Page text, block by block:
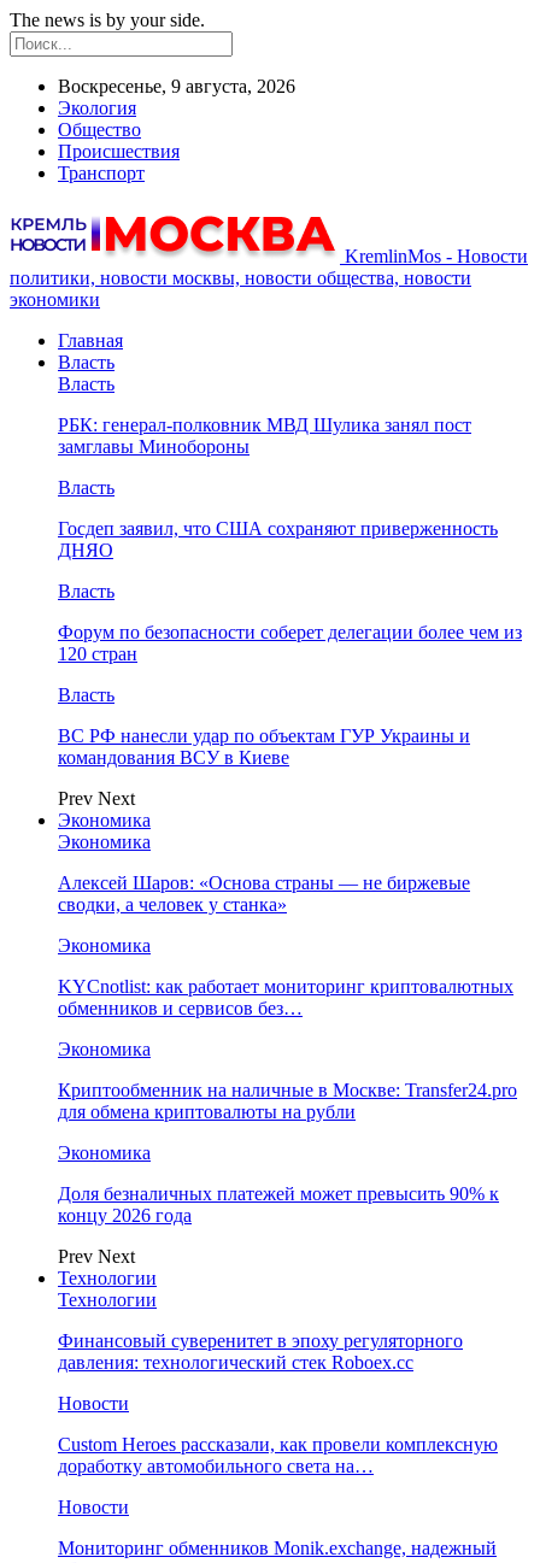
The news is by your side.
Воскресенье, 9 августа, 2026
Экология
Общество
Происшествия
Транспорт
KremlinMos - Новости
политики, новости москвы, новости общества, новости
экономики
Главная
Власть
Власть
РБК: генерал-полковник МВД Шулика занял пост
замглавы Минобороны
Власть
Госдеп заявил, что США сохраняют приверженность
ДНЯО
Власть
Форум по безопасности соберет делегации более чем из
120 стран
Власть
ВС РФ нанесли удар по объектам ГУР Украины и
командования ВСУ в Киеве
Prev Next
Экономика
Экономика
Алексей Шаров: «Основа страны — не биржевые
сводки, а человек у станка»
Экономика
KYCnotlist: как работает мониторинг криптовалютных
обменников и сервисов без…
Экономика
Криптообменник на наличные в Москве: Transfer24.pro
для обмена криптовалюты на рубли
Экономика
Доля безналичных платежей может превысить 90% к
концу 2026 года
Prev Next
Технологии
Технологии
Финансовый суверенитет в эпоху регуляторного
давления: технологический стек Roboex.cc
Новости
Custom Heroes рассказали, как провели комплексную
доработку автомобильного света на…
Новости
Мониторинг обменников Monik.exchange, надежный